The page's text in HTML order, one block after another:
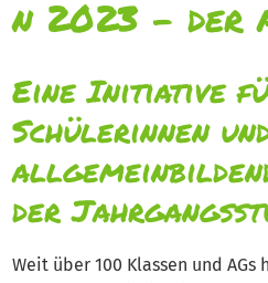
n 2023 - der
Eine Initiative
Schülerinnen
der
Weit über 100 Klassen und AGs